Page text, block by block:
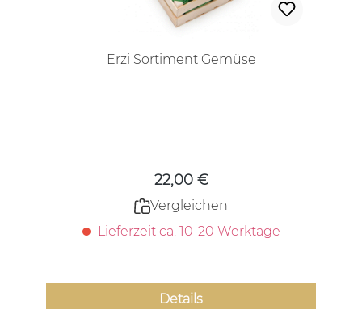
Erzi Sortiment Gemüse
22,00 €
Vergleichen
Lieferzeit ca. 10-20 Werktage
Details